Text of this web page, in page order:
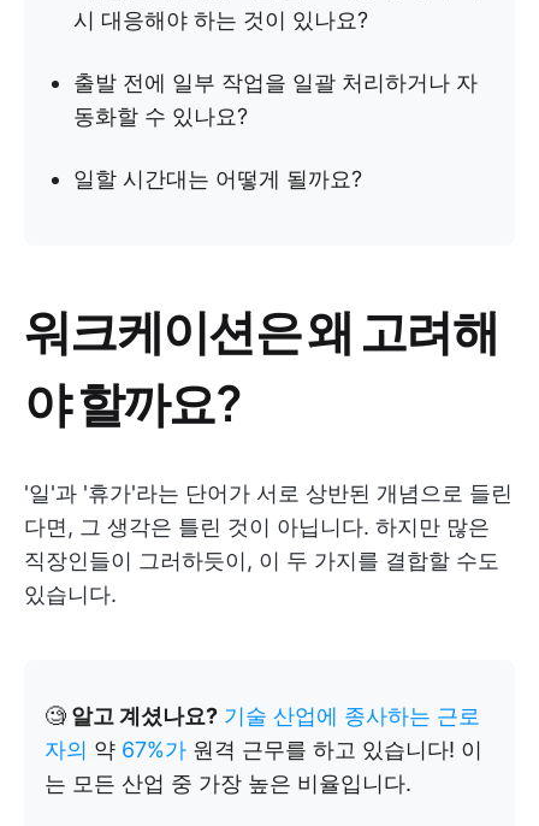
시 대응해야 하는 것이 있나요?
출발 전에 일부 작업을 일괄 처리하거나 자
동화할 수 있나요?
일할 시간대는 어떻게 될까요?
워크케이션은 왜 고려해
야 할까요?
'일'과 '휴가'라는 단어가 서로 상반된 개념으로 들린
다면, 그 생각은 틀린 것이 아닙니다. 하지만 많은
직장인들이 그러하듯이, 이 두 가지를 결합할 수도
있습니다.
🧐 알고 계셨나요? 기술 산업에 종사하는 근로
자의 약 67%가 원격 근무를 하고 있습니다! 이
는 모든 산업 중 가장 높은 비율입니다.